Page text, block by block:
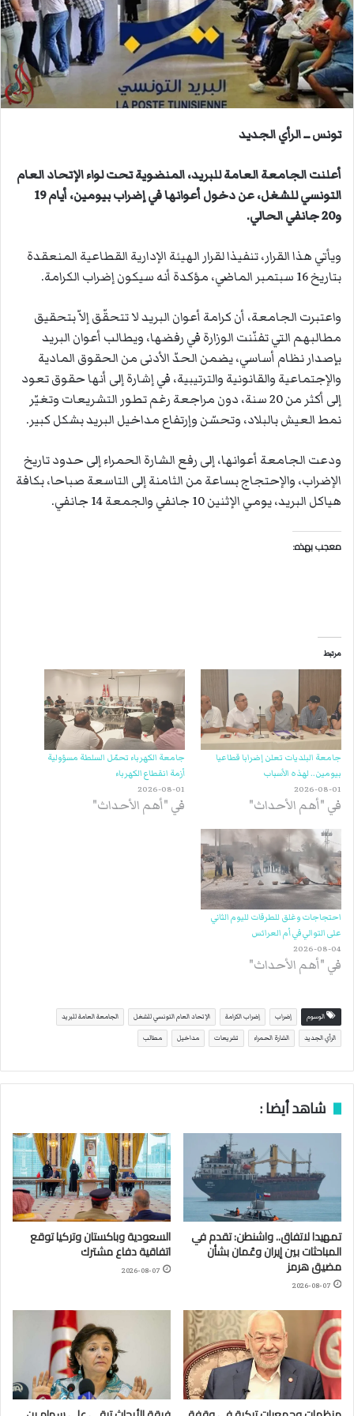
ي
د
ا
ل
ك
ت
ا
تونس ــ الرأي الجديد
أعلنت الجامعة العامة للبريد، المنضوية تحت لواء الإتحاد العام
التونسي للشغل، عن دخول أعوانها في إضراب بيومين، أيام 19
و20 جانفي الحالي.
ويأتي هذا القرار، تنفيذا لقرار الهيئة الإدارية القطاعية المنعقدة
بتاريخ 16 سبتمبر الماضي، مؤكدة أنه سيكون إضراب الكرامة.
واعتبرت الجامعة، أن كرامة أعوان البريد لا تتحقّق إلاّ بتحقيق
مطالبهم التي تفنّنت الوزارة في رفضها، ويطالب أعوان البريد
بإصدار نظام أساسي، يضمن الحدّ الأدنى من الحقوق المادية
والإجتماعية والقانونية والترتيبية، في إشارة إلى أنها حقوق تعود
إلى أكثر من 20 سنة، دون مراجعة رغم تطور التشريعات وتغيّر
نمط العيش بالبلاد، وتحسّن وإرتفاع مداخيل البريد بشكل كبير.
ودعت الجامعة أعوانها، إلى رفع الشارة الحمراء إلى حدود تاريخ
الإضراب، والإحتجاج بساعة من الثامنة إلى التاسعة صباحا، بكافة
هياكل البريد، يومي الإثنين 10 جانفي والجمعة 14 جانفي.
معجب بهذه:
مرتبط
جامعة البلديات تعلن إضرابا قطاعيا
بيومين.. لهذه الأسباب
2026-08-01
في "أهم الأحداث"
جامعة الكهرباء تحمّل السلطة مسؤولية
أزمة انقطاع الكهرباء
2026-08-01
في "أهم الأحداث"
احتجاجات وغلق للطرقات لليوم الثاني
على التوالي في أم العرائس
2026-08-04
في "أهم الأحداث"
الوسوم إضراب إضراب الكرامة الإتحاد العام التونسي للشغل الجامعة العامة للبريد
الرأي الجديد الشارة الحمراء تشريعات مداخيل مطالب
شاهد أيضا :
تمهيدا لاتفاق.. واشنطن: تقدم في
المباحثات بين إيران وعُمان بشأن
مضيق هرمز
2026-08-07
السعودية وباكستان وتركيا توقع
اتفاقية دفاع مشترك
2026-08-07